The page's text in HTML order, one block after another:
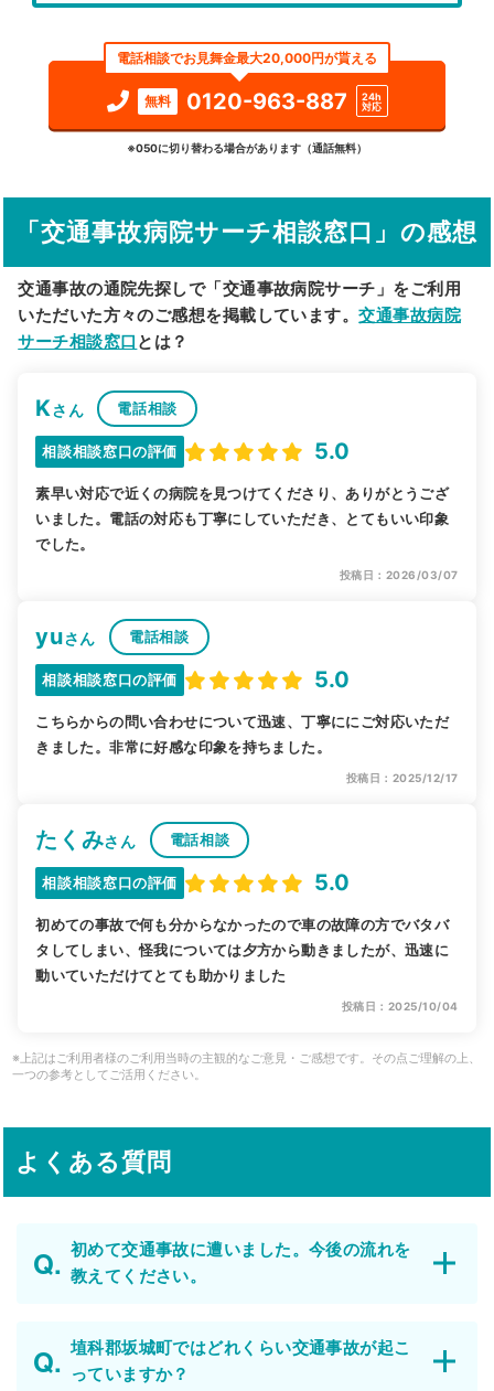
検索する
詳細条件で絞り込む
駅から探す 院名から探す
電話相談でお見舞金最大20,000円が貰える
無料 0120-963-887
24h
対応
※050に切り替わる場合があります（通話無料）
「交通事故病院サーチ相談窓口」の感想
交通事故の通院先探しで「交通事故病院サーチ」をご利用
いただいた方々のご感想を掲載しています。交通事故病院
サーチ相談窓口 とは？
Kさん 電話相談
相談相談窓口の評価 5.0
素早い対応で近くの病院を見つけてくださり、ありがとうござ
いました。電話の対応も丁寧にしていただき、とてもいい印象
でした。
投稿日：2026/03/07
yuさん 電話相談
相談相談窓口の評価 5.0
こちらからの問い合わせについて迅速、丁寧ににご対応いただ
きました。非常に好感な印象を持ちました。
投稿日：2025/12/17
たくみさん 電話相談
相談相談窓口の評価 5.0
初めての事故で何も分からなかったので車の故障の方でバタバ
タしてしまい、怪我については夕方から動きましたが、迅速に
動いていただけてとても助かりました
投稿日：2025/10/04
※上記はご利用者様のご利用当時の主観的なご意見・ご感想です。その点ご理解の上、
一つの参考としてご活用ください。
よくある質問
初めて交通事故に遭いました。今後の流れを
教えてください。
埴科郡坂城町ではどれくらい交通事故が起こ
っていますか？